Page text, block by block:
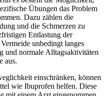
Übungen das Problem
Dazu zählen die
und die Schmerzen zu
Entlastung der
unbedingt langes
und normale Alltagsaktivitäten
aus.
einschränken, können
wie Ibuprofen helfen. Diese